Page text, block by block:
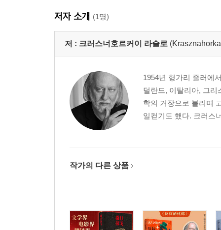
저자 소개 (1명)
저 : 크러스너호르커이 라슬로
1954년 헝가리 줄러에
덜란드, 이탈리아, 그리
학의 거장으로 불리며
일컫기도 했다. 크러스
작가의 다른 상품